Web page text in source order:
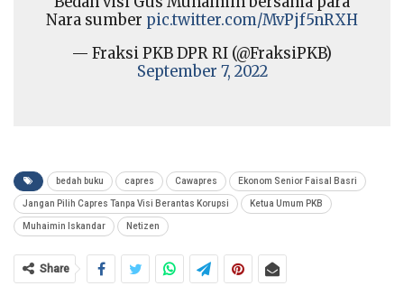
Nara sumber pic.twitter.com/MvPjf5nRXH
— Fraksi PKB DPR RI (@FraksiPKB)
September 7, 2022
bedah buku capres Cawapres Ekonom Senior Faisal Basri
Jangan Pilih Capres Tanpa Visi Berantas Korupsi Ketua Umum PKB
Muhaimin Iskandar Netizen
Share